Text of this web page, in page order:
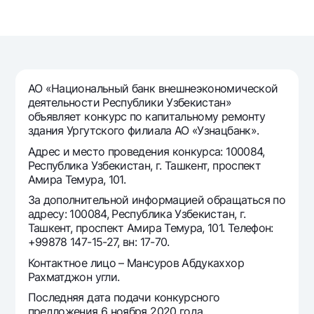
Серебряный депозит
Mastercard
Зарплатные
Garmin pay
Акции
Мобильное приложение Milliy
Часто задаваемые вопросы
Ищите по сайту
Найти
Полезные ссылки
Часто задаваемые вопросы
Пресс-центр
АО «Национальный банк внешнеэкономической
деятельности Республики Узбекистан»
объявляет конкурс по капитальному ремонту
здания Ургутского филиала АО «Узнацбанк».
Адрес и место проведения конкурса: 100084,
Республика Узбекистан, г. Ташкент, проспект
Амира Темура, 101.
За дополнительной информацией обращаться по
адресу: 100084, Республика Узбекистан, г.
Ташкент, проспект Амира Темура, 101. Телефон:
+99878 147-15-27, вн: 17-70.
Контактное лицо – Мансуров Абдукаххор
Рахматджон угли.
Последняя дата подачи конкурсного